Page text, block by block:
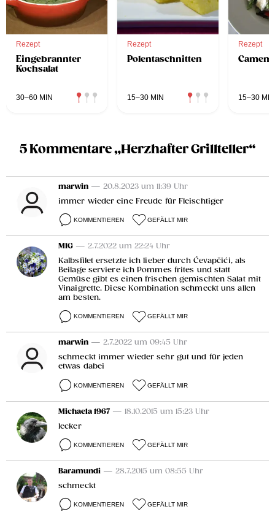
Rezept
Eingebrannter
Kochsalat
30–60 MIN
Rezept
Polentaschnitten
15–30 MIN
Rezept
15–30 MIN
5 Kommentare „Herzhafter Grillteller“
marwin — 20.8.2023 um 11:39 Uhr
immer wieder eine Freude für Fleischtiger
KOMMENTIEREN GEFÄLLT MIR
MIG — 2.7.2022 um 22:24 Uhr
Kalbsfilet ersetzte ich lieber durch Ćevapčići, als
Beilage serviere ich Pommes frites und statt
Gemüse gibt es einen frischen gemischten Salat mit
Vinaigrette. Diese Kombination schmeckt uns allen
am besten.
KOMMENTIEREN GEFÄLLT MIR
marwin — 2.7.2022 um 09:45 Uhr
schmeckt immer wieder sehr gut und für jeden
etwas dabei
KOMMENTIEREN GEFÄLLT MIR
Michaela 1967 — 18.10.2015 um 15:23 Uhr
lecker
KOMMENTIEREN GEFÄLLT MIR
Baramundi — 28.7.2015 um 08:55 Uhr
schmeckt
KOMMENTIEREN GEFÄLLT MIR